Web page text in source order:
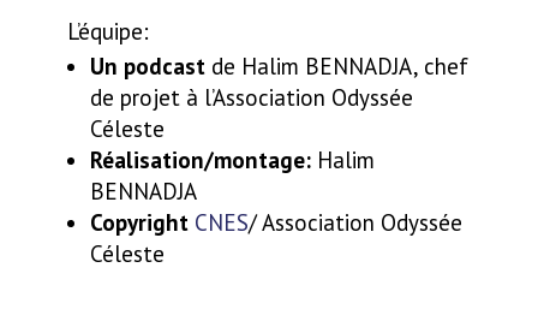
L’équipe:
Un podcast de Halim BENNADJA, chef
de projet à l’Association Odyssée
Céleste
Réalisation/montage:Halim
BENNADJA
Copyright CNES/ Association Odyssée
Céleste